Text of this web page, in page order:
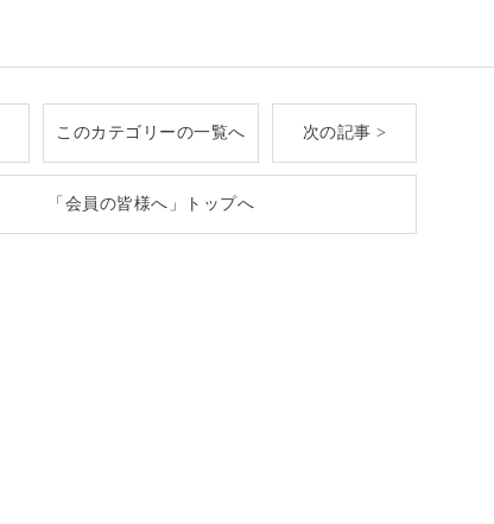
このカテゴリーの一覧へ 次の記事 >
「会員の皆様へ」トップへ